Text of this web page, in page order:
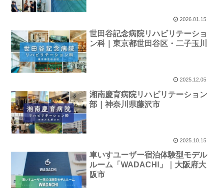
2026.01.15
世田谷記念病院リハビリテーショ
ン科｜東京都世田谷区・二子玉川
2025.12.05
湘南慶育病院リハビリテーション
部｜神奈川県藤沢市
2025.10.15
車いすユーザー宿泊体験型モデル
ルーム「WADACHI」｜大阪府大
阪市